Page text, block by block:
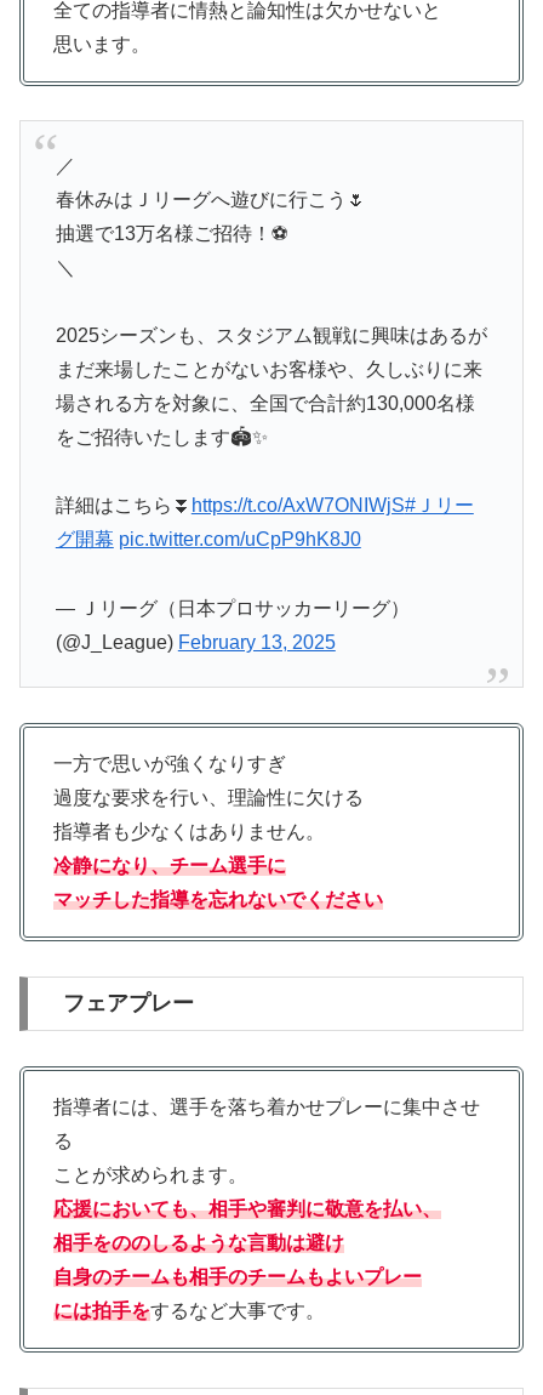
全ての指導者に情熱と論知性は欠かせないと
思います。
／
春休みはＪリーグへ遊びに行こう🌷
抽選で13万名様ご招待！⚽️
＼
2025シーズンも、スタジアム観戦に興味はあるが
まだ来場したことがないお客様や、久しぶりに来
場される方を対象に、全国で合計約130,000名様
をご招待いたします🏟️✨
詳細はこちら⏬ https://t.co/AxW7ONIWjS#Ｊリー
グ開幕 pic.twitter.com/uCpP9hK8J0
— Ｊリーグ（日本プロサッカーリーグ）
(@J_League) February 13, 2025
一方で思いが強くなりすぎ
過度な要求を行い、理論性に欠ける
指導者も少なくはありません。
冷静になり、チーム選手に
マッチした指導を忘れないでください
フェアプレー
指導者には、選手を落ち着かせプレーに集中させ
る
ことが求められます。
応援においても、相手や審判に敬意を払い、
相手をののしるような言動は避け
自身のチームも相手のチームもよいプレー
には拍手をするなど大事です。